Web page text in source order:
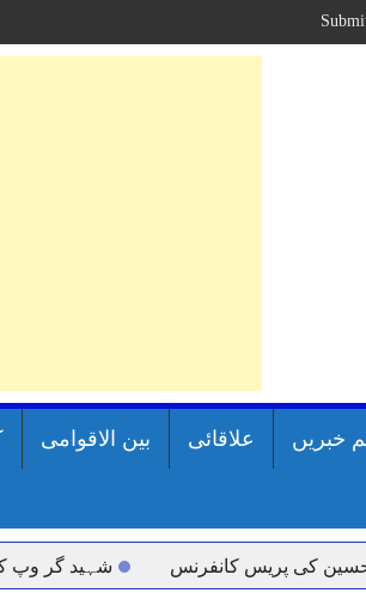
خبریں علاقائی بین الاقوامی
کانفرنس شہید گر وپ